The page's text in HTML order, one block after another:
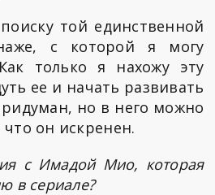
той единственной
с которой я могу
только я нахожу эту
ее и начать развивать
но в него можно
он искренен.
с Имадой Мио, которая
в сериале?